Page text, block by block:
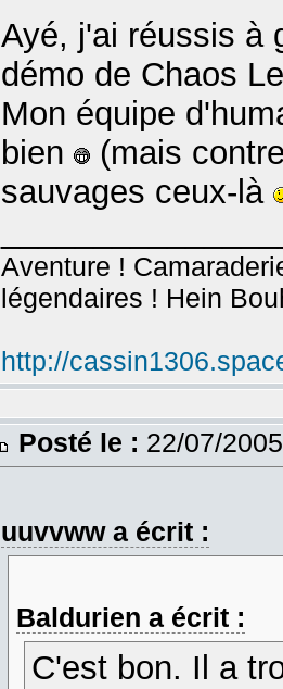
Ayé, j'ai réussis à
démo de Chaos
Mon équipe
bien
(mais
sauvages ceux-là
Aventure !
légendaires ! Hein
http://
Posté le : 22/07/
uuvvww a écrit :
Baldurien a écrit :
C'est bon. Il a